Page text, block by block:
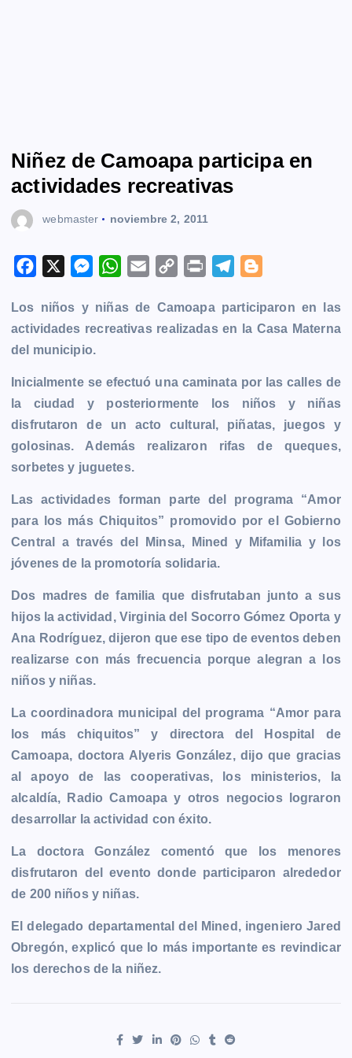
Niñez de Camoapa participa en
actividades recreativas
webmaster noviembre 2, 2011
c
e
b
o
o
k
M
s
s
e
g
e
r
W
a
t
p
p
a
i
C
p
y
n
k
i
n
l
e
m
o
g
e
r
Los niños y niñas de Camoapa participaron en las
actividades recreativas realizadas en la Casa Materna
del municipio.
Inicialmente se efectuó una caminata por las calles de
la ciudad y posteriormente los niños y niñas
disfrutaron de un acto cultural, piñatas, juegos y
golosinas. Además realizaron rifas de queques,
sorbetes y juguetes.
Las actividades forman parte del programa “Amor
para los más Chiquitos” promovido por el Gobierno
Central a través del Minsa, Mined y Mifamilia y los
jóvenes de la promotoría solidaria.
Dos madres de familia que disfrutaban junto a sus
hijos la actividad, Virginia del Socorro Gómez Oporta y
Ana Rodríguez, dijeron que ese tipo de eventos deben
realizarse con más frecuencia porque alegran a los
niños y niñas.
La coordinadora municipal del programa “Amor para
los más chiquitos” y directora del Hospital de
Camoapa, doctora Alyeris González, dijo que gracias
al apoyo de las cooperativas, los ministerios, la
alcaldía, Radio Camoapa y otros negocios lograron
desarrollar la actividad con éxito.
La doctora González comentó que los menores
disfrutaron del evento donde participaron alrededor
de 200 niños y niñas.
El delegado departamental del Mined, ingeniero Jared
Obregón, explicó que lo más importante es revindicar
los derechos de la niñez.